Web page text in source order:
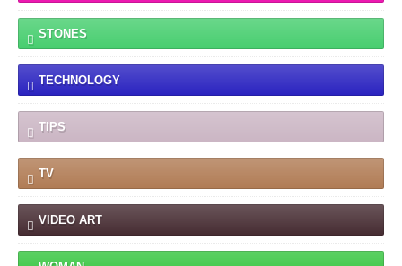
STONES
TECHNOLOGY
TIPS
TV
VIDEO ART